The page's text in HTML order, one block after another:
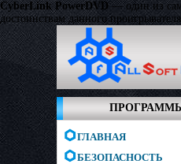
CyberLink PowerDVD— один из
достоинствам данного
ГЛАВНАЯ
БЕЗОПАСНОСТЬ